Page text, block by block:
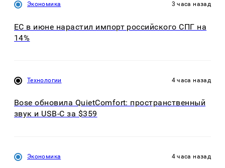
Экономика 3 часа назад
ЕС в июне нарастил импорт российского СПГ на
14%
Технологии 4 часа назад
Bose обновила QuietComfort: пространственный
звук и USB-C за $359
Экономика 4 часа назад